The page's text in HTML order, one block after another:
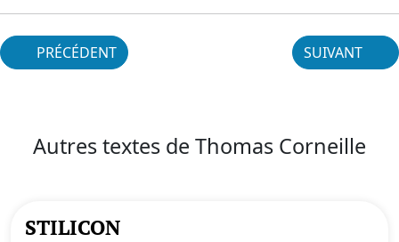
PRÉCÉDENT SUIVANT
Autres textes de Thomas Corneille
STILICON